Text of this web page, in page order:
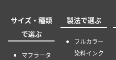
サイズ・種類
で選ぶ
マフラータ
製法で選ぶ
フルカラー
染料インク